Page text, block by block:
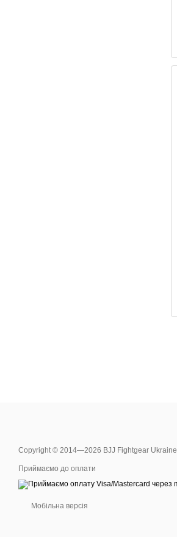
Copyright © 2014—2026 BJJ Fightgear Ukraine
Приймаємо до оплати
Мобільна версія